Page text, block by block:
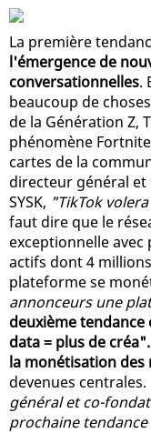
La première
l'émergence de
conversationnelles.
beaucoup de
de la Génération Z,
phénomène
cartes de la
directeur général
SYSK, "TikTok
faut dire que le
exceptionnelle avec
actifs dont 4
plateforme se
annonceurs une
deuxième
data = plus de créa".
la monétisation des
devenues centrales.
général et co-
prochaine